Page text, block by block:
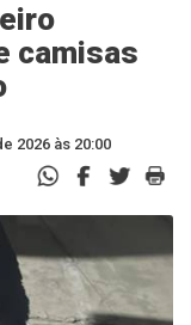
camisas
2026 às 20:00